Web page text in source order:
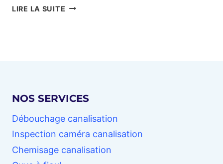
LIRE LA SUITE RACCORDEMENT
EN
D’OISE
NOS SERVICES
Débouchage canalisation
Inspection caméra canalisation
Chemisage canalisation